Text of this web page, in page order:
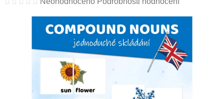
produktu
0,0
5
hvězdiček.